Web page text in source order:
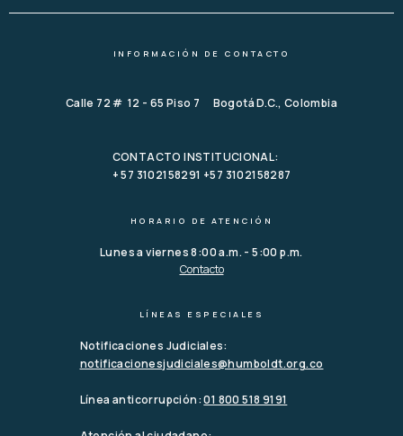
INFORMACIÓN DE CONTACTO
Calle 72 # 12 - 65 Piso 7 Bogotá D.C., Colombia
CONTACTO INSTITUCIONAL:
+ 57 3102158291 +57 3102158287
HORARIO DE ATENCIÓN
Lunes a viernes 8:00 a.m. - 5:00 p.m.
Contacto
LÍNEAS ESPECIALES
Notificaciones Judiciales:
notificacionesjudiciales@humboldt.org.co
Línea anticorrupción:01 800 518 9191